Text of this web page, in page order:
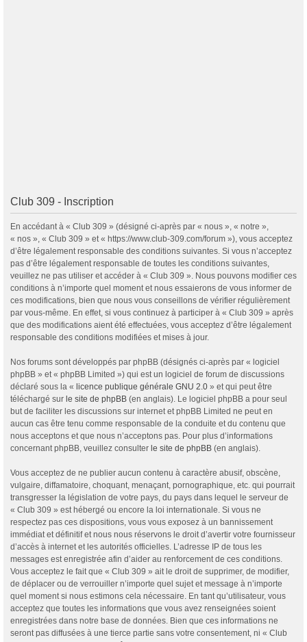
Club 309 - Inscription
En accédant à « Club 309 » (désigné ci-après par « nous », « notre »,
« nos », « Club 309 » et « https://www.club-309.com/forum »), vous acceptez
d’être légalement responsable des conditions suivantes. Si vous n’acceptez
pas d’être légalement responsable de toutes les conditions suivantes,
veuillez ne pas utiliser et accéder à « Club 309 ». Nous pouvons modifier ces
conditions à n’importe quel moment et nous essaierons de vous informer de
ces modifications, bien que nous vous conseillons de vérifier régulièrement
par vous-même. En effet, si vous continuez à participer à « Club 309 » après
que des modifications aient été effectuées, vous acceptez d’être légalement
responsable des conditions modifiées et mises à jour.
Nos forums sont développés par phpBB (désignés ci-après par « logiciel
phpBB » et « phpBB Limited ») qui est un logiciel de forum de discussions
déclaré sous la « licence publique générale GNU 2.0 » et qui peut être
téléchargé sur le site de phpBB (en anglais). Le logiciel phpBB a pour seul
but de faciliter les discussions sur internet et phpBB Limited ne peut en
aucun cas être tenu comme responsable de la conduite et du contenu que
nous acceptons et que nous n’acceptons pas. Pour plus d’informations
concernant phpBB, veuillez consulter le site de phpBB (en anglais).
Vous acceptez de ne publier aucun contenu à caractère abusif, obscène,
vulgaire, diffamatoire, choquant, menaçant, pornographique, etc. qui pourrait
transgresser la législation de votre pays, du pays dans lequel le serveur de
« Club 309 » est hébergé ou encore la loi internationale. Si vous ne
respectez pas ces dispositions, vous vous exposez à un bannissement
immédiat et définitif et nous nous réservons le droit d’avertir votre fournisseur
d’accès à internet et les autorités officielles. L’adresse IP de tous les
messages est enregistrée afin d’aider au renforcement de ces conditions.
Vous acceptez le fait que « Club 309 » ait le droit de supprimer, de modifier,
de déplacer ou de verrouiller n’importe quel sujet et message à n’importe
quel moment si nous estimons cela nécessaire. En tant qu’utilisateur, vous
acceptez que toutes les informations que vous avez renseignées soient
enregistrées dans notre base de données. Bien que ces informations ne
seront pas diffusées à une tierce partie sans votre consentement, ni « Club